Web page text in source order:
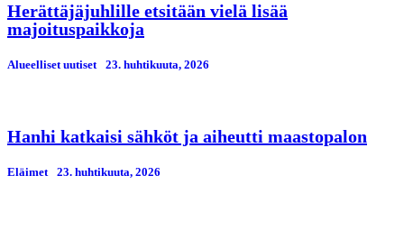
Herättäjäjuhlille etsitään vielä lisää
majoituspaikkoja
Alueelliset uutiset 23. huhtikuuta, 2026
Hanhi katkaisi sähköt ja aiheutti maastopalon
Eläimet 23. huhtikuuta, 2026